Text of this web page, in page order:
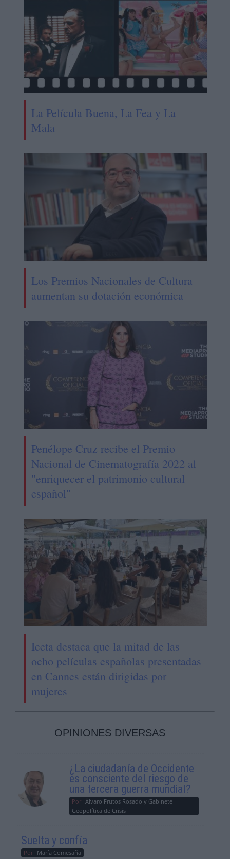
La Película Buena, La Fea y La
Mala
Los Premios Nacionales de Cultura
aumentan su dotación económica
Penélope Cruz recibe el Premio
Nacional de Cinematografía 2022 al
"enriquecer el patrimonio cultural
español"
Iceta destaca que la mitad de las
ocho películas españolas presentadas
en Cannes están dirigidas por
mujeres
OPINIONES DIVERSAS
¿La ciudadanía de Occidente
es consciente del riesgo de
una tercera guerra mundial?
Por Álvaro Frutos Rosado y Gabinete
Geopolítica de Crisis
Suelta y confía
Por María Comesaña